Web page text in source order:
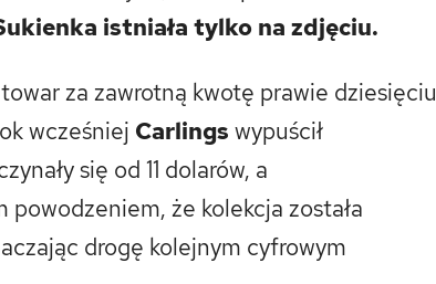
istniała tylko na zdjęciu.
za zawrotną kwotę prawie dziesięciu
wcześniej Carlings wypuścił
się od 11 dolarów, a
że kolekcja została
drogę kolejnym cyfrowym